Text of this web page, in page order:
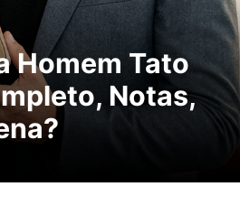
Homem Tato
Notas,